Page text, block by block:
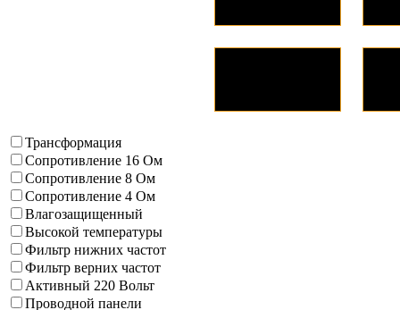
Трансформация
Сопротивление 16 Ом
Сопротивление 8 Ом
Сопротивление 4 Ом
Влагозащищенный
Высокой температуры
Фильтр нижних частот
Фильтр верних частот
Активный 220 Вольт
Проводной панели